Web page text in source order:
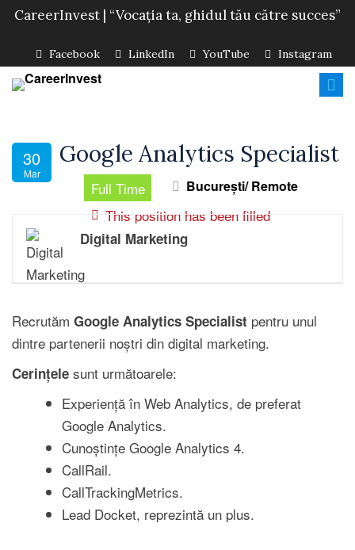
CareerInvest | “Vocația ta, ghidul tău către succes”
Facebook LinkedIn YouTube Instagram
30
Mar
Google Analytics Specialist
Full Time București/ Remote
This position has been filled
Digital Marketing
Recrutăm Google Analytics Specialist pentru unul
dintre partenerii noștri din digital marketing.
Cerințele sunt următoarele:
Experiență în Web Analytics, de preferat
Google Analytics.
Cunoștințe Google Analytics 4.
CallRail.
CallTrackingMetrics.
Lead Docket, reprezintă un plus.